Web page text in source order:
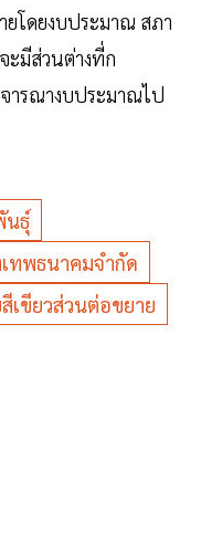
ยโดยงบประมาณ สภา
ะมีส่วนต่างที่ก
ารณางบประมาณไป
นธุ์
ทพธนาคมจำกัด
เขียวส่วนต่อขยาย